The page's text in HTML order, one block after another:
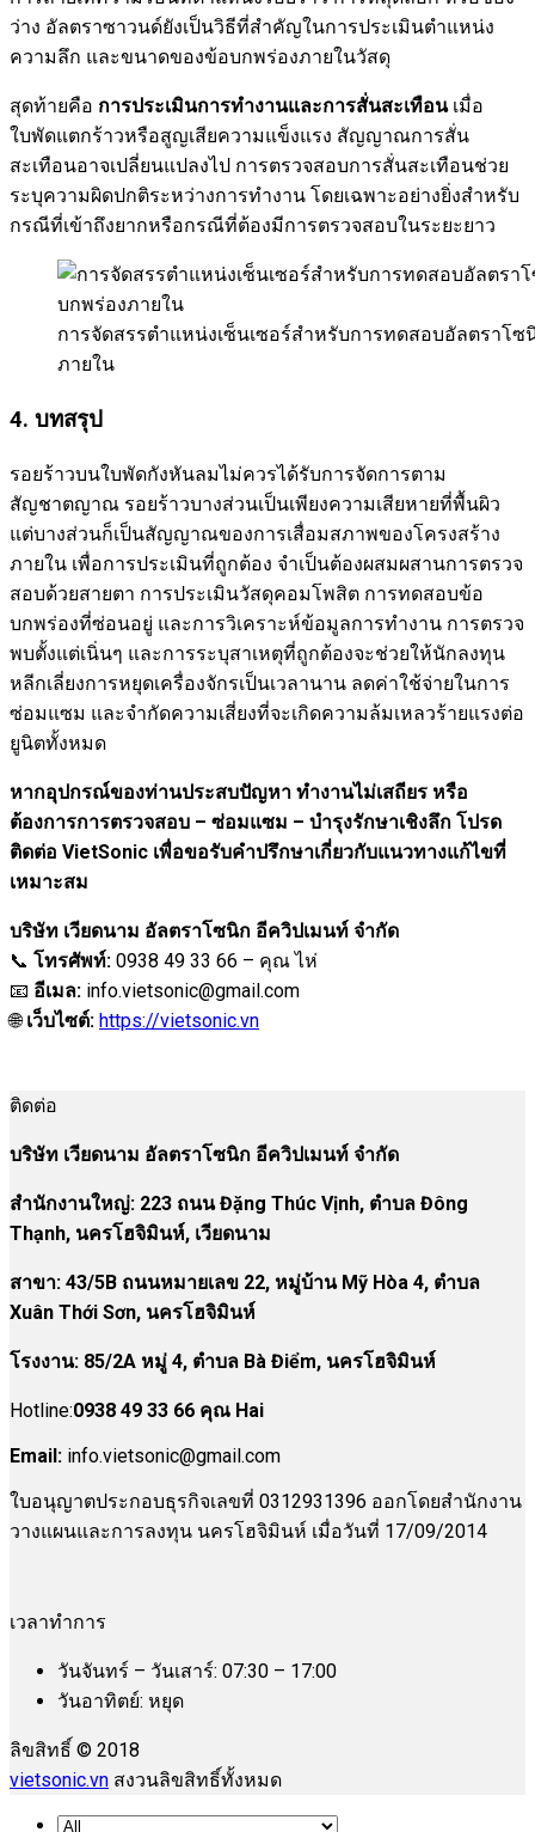
ว่าง อัลตราซาวนด์ยังเป็นวิธีที่สำคัญในการประเมินตำแหน่ง
ความลึก และขนาดของข้อบกพร่องภายในวัสดุ
สุดท้ายคือ การประเมินการทำงานและการสั่นสะเทือนเมื่อ
ใบพัดแตกร้าวหรือสูญเสียความแข็งแรง สัญญาณการสั่น
สะเทือนอาจเปลี่ยนแปลงไป การตรวจสอบการสั่นสะเทือนช่วย
ระบุความผิดปกติระหว่างการทำงาน โดยเฉพาะอย่างยิ่งสำหรับ
กรณีที่เข้าถึงยากหรือกรณีที่ต้องมีการตรวจสอบในระยะยาว
การจัดสรรตำแหน่งเซ็นเซอร์สำหรับการทดสอบอัลตราโซ
ภายใน
4. บทสรุป
รอยร้าวบนใบพัดกังหันลมไม่ควรได้รับการจัดการตาม
สัญชาตญาณ รอยร้าวบางส่วนเป็นเพียงความเสียหายที่พื้นผิว
แต่บางส่วนก็เป็นสัญญาณของการเสื่อมสภาพของโครงสร้าง
ภายใน เพื่อการประเมินที่ถูกต้อง จำเป็นต้องผสมผสานการตรวจ
สอบด้วยสายตา การประเมินวัสดุคอมโพสิต การทดสอบข้อ
บกพร่องที่ซ่อนอยู่ และการวิเคราะห์ข้อมูลการทำงาน การตรวจ
พบตั้งแต่เนิ่นๆ และการระบุสาเหตุที่ถูกต้องจะช่วยให้นักลงทุน
หลีกเลี่ยงการหยุดเครื่องจักรเป็นเวลานาน ลดค่าใช้จ่ายในการ
ซ่อมแซม และจำกัดความเสี่ยงที่จะเกิดความล้มเหลวร้ายแรงต่อ
ยูนิตทั้งหมด
หากอุปกรณ์ของท่านประสบปัญหา ทำงานไม่เสถียร หรือ
ต้องการการตรวจสอบ – ซ่อมแซม – บำรุงรักษาเชิงลึก โปรด
ติดต่อ VietSonic เพื่อขอรับคำปรึกษาเกี่ยวกับแนวทางแก้ไขที่
เหมาะสม
บริษัท เวียดนาม อัลตราโซนิก อีควิปเมนท์ จำกัด
📞 โทรศัพท์: 0938 49 33 66 – คุณ ไห่
📧 อีเมล: info.vietsonic@gmail.com
🌐เว็บไซต์: https://vietsonic.vn
ติดต่อ
บริษัท เวียดนาม อัลตราโซนิก อีควิปเมนท์ จำกัด
สำนักงานใหญ่: 223 ถนน Đặng Thúc Vịnh, ตำบล Đông
Thạnh, นครโฮจิมินห์, เวียดนาม
สาขา: 43/5B ถนนหมายเลข 22, หมู่บ้าน Mỹ Hòa 4, ตำบล
Xuân Thới Sơn, นครโฮจิมินห์
โรงงาน: 85/2A หมู่ 4, ตำบล Bà Điểm, นครโฮจิมินห์
Hotline:0938 49 33 66 คุณ Hai
Email: info.vietsonic@gmail.com
ใบอนุญาตประกอบธุรกิจเลขที่ 0312931396 ออกโดยสำนักงาน
วางแผนและการลงทุน นครโฮจิมินห์ เมื่อวันที่ 17/09/2014
เวลาทำการ
วันจันทร์ – วันเสาร์: 07:30 – 17:00
วันอาทิตย์: หยุด
ลิขสิทธิ์ © 2018
vietsonic.vn สงวนลิขสิทธิ์ทั้งหมด